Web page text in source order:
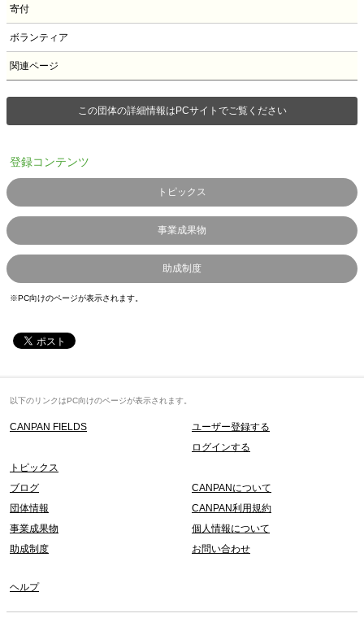
寄付
ボランティア
関連ページ
この団体の詳細情報はPCサイトでご覧ください
登録コンテンツ
トピックス
事業成果物
助成制度
※PC向けのページが表示されます。
以下のリンクはPC向けのページが表示されます。
CANPAN FIELDS
ユーザー登録する
ログインする
トピックス
ブログ
団体情報
事業成果物
助成制度
CANPANについて
CANPAN利用規約
個人情報について
お問い合わせ
ヘルプ